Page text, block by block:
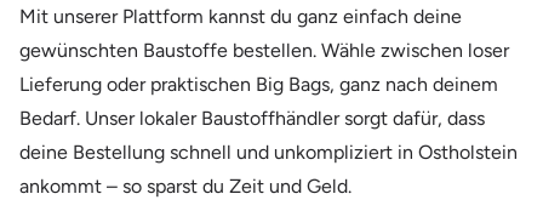
Mit unserer Plattform kannst du ganz einfach deine
gewünschten Baustoffe bestellen. Wähle zwischen loser
Lieferung oder praktischen Big Bags, ganz nach deinem
Bedarf. Unser lokaler Baustoffhändler sorgt dafür, dass
deine Bestellung schnell und unkompliziert in Ostholstein
ankommt – so sparst du Zeit und Geld.